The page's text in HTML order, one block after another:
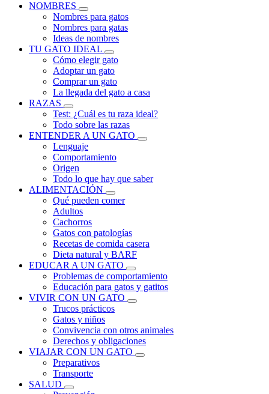
NOMBRES
Nombres para gatos
Nombres para gatas
Ideas de nombres
TU GATO IDEAL
Cómo elegir gato
Adoptar un gato
Comprar un gato
La llegada del gato a casa
RAZAS
Test: ¿Cuál es tu raza ideal?
Todo sobre las razas
ENTENDER A UN GATO
Lenguaje
Comportamiento
Origen
Todo lo que hay que saber
ALIMENTACIÓN
Qué pueden comer
Adultos
Cachorros
Gatos con patologías
Recetas de comida casera
Dieta natural y BARF
EDUCAR A UN GATO
Problemas de comportamiento
Educación para gatos y gatitos
VIVIR CON UN GATO
Trucos prácticos
Gatos y niños
Convivencia con otros animales
Derechos y obligaciones
VIAJAR CON UN GATO
Preparativos
Transporte
SALUD